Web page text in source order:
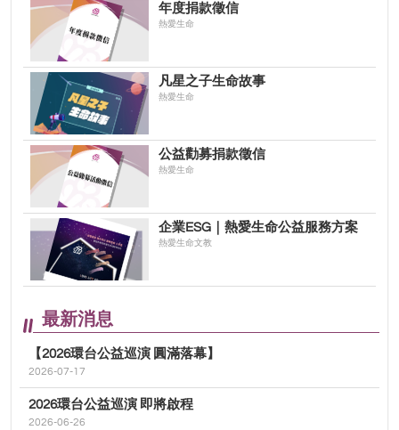
年度捐款徵信
熱愛生命
凡星之子生命故事
熱愛生命
公益勸募捐款徵信
熱愛生命
企業ESG｜熱愛生命公益服務方案
熱愛生命文教
最新消息
【2026環台公益巡演 圓滿落幕】
2026-07-17
2026環台公益巡演 即將啟程
2026-06-26